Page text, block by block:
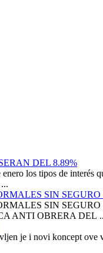
DEL 8.89%
enero los tipos de interés
SIN
SIN
ANTI OBRERA DEL
je i novi koncept